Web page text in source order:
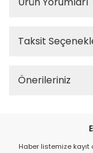
Taksit
Önerileriniz
Haber listemize